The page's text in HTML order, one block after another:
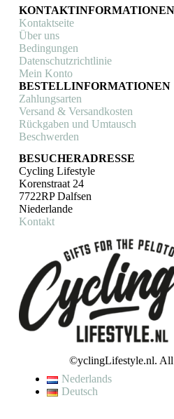
gewählt
werden
KONTAKTINFORMATIONEN
Kontaktseite
Über uns
Bedingungen
Datenschutzrichtlinie
Mein Konto
BESTELLINFORMATIONEN
Zahlungsarten
Versand & Versandkosten
Rückgaben und Umtausch
Beschwerden
BESUCHERADRESSE
Cycling Lifestyle
Korenstraat 24
7722RP Dalfsen
Niederlande
Kontakt
©yclingLifestyle.nl. All
Nederlands
Deutsch